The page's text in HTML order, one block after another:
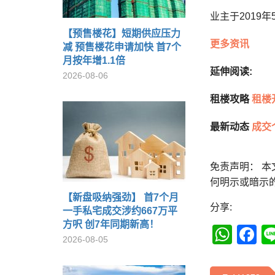
【预售楼花】短期供应压力
减 预售楼花申请加快 首7个
月按年增1.1倍
2026-08-06
【新盘吸纳强劲】 首7个月
一手私宅成交涉约667万平
方呎 创7年同期新高！
2026-08-05
业主于2019年
更多资讯
延伸阅读:
租楼攻略租楼
最新动态 成交
免责声明：
何明示或暗示
分享: